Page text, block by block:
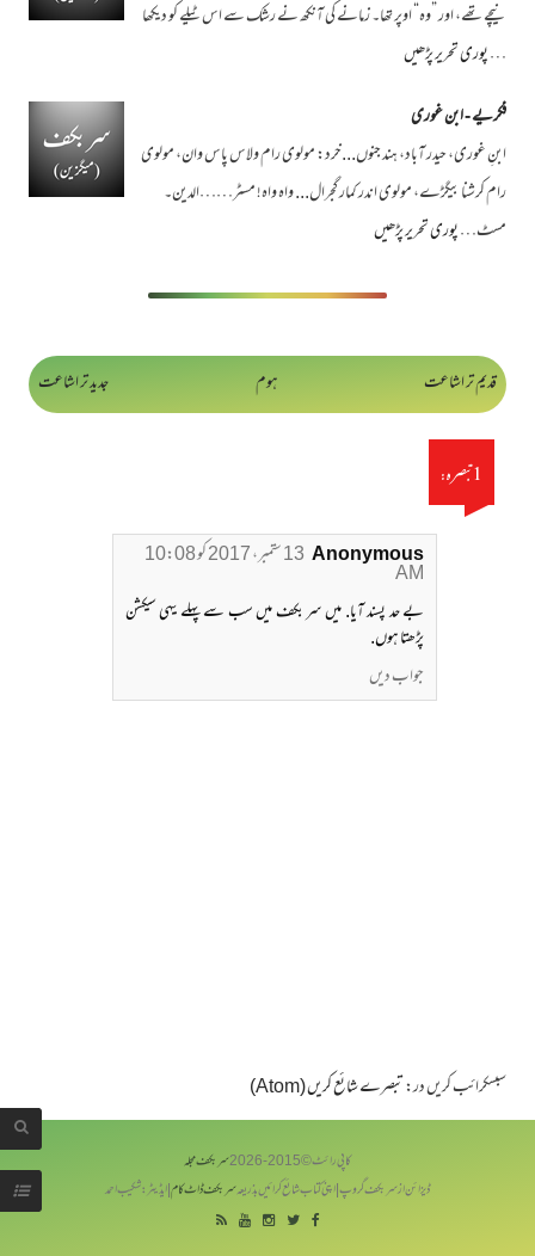
نیچے تھے، اور ”وہ“ اوپر تھا۔ زمانے کی آنکھ نے رشک سے اس ٹیلے کو دیکھا
…پوری تحریر پڑھیں
فکریے - ابن غوری
ابنِ غوری، حیدر آباد، ہند جنوں...خرد: مولوی رام ولاس پاس وان، مولوی
رام کرشنا بیگڑے، مولوی اندر کمار گجرال... واہ واہ! مسٹر……الدین۔
مسٹ…پوری تحریر پڑھیں
جدید تر اشاعت قدیم تر اشاعت ہوم
1 تبصرہ:
Anonymous 13 ستمبر، 2017 کو 10:08
AM
بے حد پسند آیا. میں سر بکف میں سب سے پہلے یہی سیکشن
پڑھتا ہوں.
جواب دیں
سبسکرائب کریں در:تبصرے شائع کریں (Atom)
کاپی رائٹ © 2015- 2026سربکف مجلہ
ڈیزائن از سر بکف گروپ | اپنی کتاب شائع کرائیں بذریعہسربکف ڈاٹ کام| ایڈیٹر: شکیب احمد